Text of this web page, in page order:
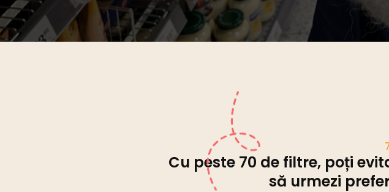
Cu peste 70 de filtre, poți
să urmezi